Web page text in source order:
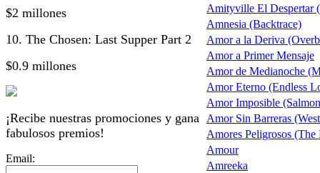
$2 millones
10. The Chosen: Last Supper Part 2
$0.9 millones
¡Recibe nuestras promociones y gana
fabulosos premios!
Email:
Amityville El Despertar
Amnesia (Backtrace)
Amor a la Deriva
Amor a Primer Mensaje
Amor de Medianoche
Amor Eterno (Endless
Amor Imposible
Amor Sin Barreras
Amores Peligrosos (The
Amour
Amreeka